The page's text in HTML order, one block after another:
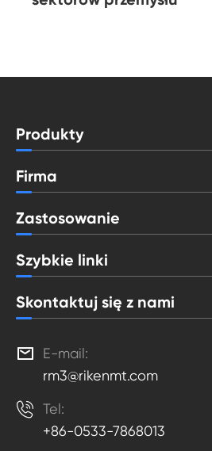
Produkty
Firma
Zastosowanie
Szybkie linki
Skontaktuj się z nami

E-mail:
rm3@rikenmt.com
 Tel:
+86-0533-7868013